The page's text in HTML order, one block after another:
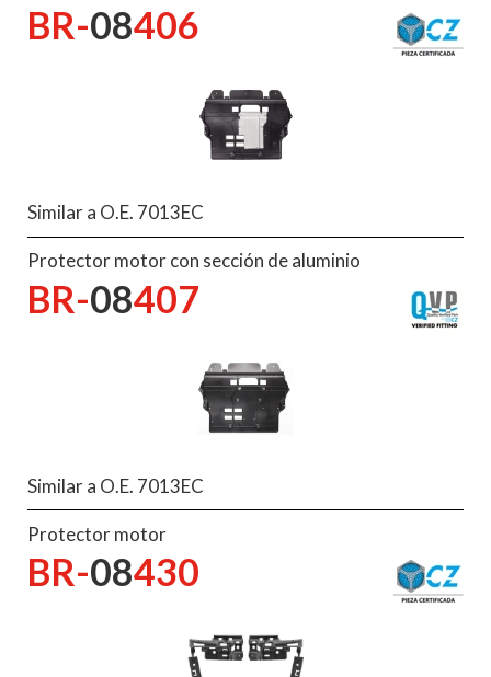
BR-08406
Similar a O.E. 7013EC
Protector motor con sección de aluminio
BR-08407
Similar a O.E. 7013EC
Protector motor
BR-08430